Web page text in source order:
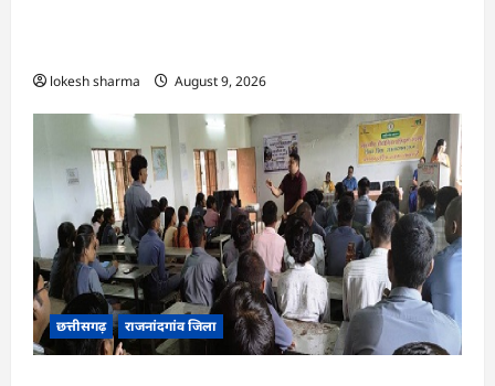
lokesh sharma August 9, 2026
छत्तीसगढ़ राजनांदगांव जिला